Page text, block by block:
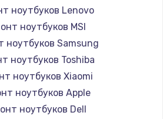
ноутбуков Lenovo
ноутбуков MSI
ноутбуков Samsung
ноутбуков Toshiba
ноутбуков Xiaomi
ноутбуков Apple
ноутбуков Dell